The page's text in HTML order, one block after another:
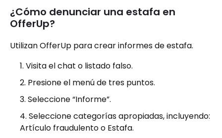
¿Cómo denunciar una estafa en
OfferUp?
Utilizan OfferUp para crear informes de estafa.
Visita el chat o listado falso.
Presione el menú de tres puntos.
Seleccione “Informe”.
Seleccione categorías apropiadas, incluyendo:
Artículo fraudulento o Estafa.